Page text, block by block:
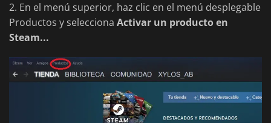
2. En el menú superior, haz clic en el menú desplegable
Productos y selecciona Activar un producto en
Steam...